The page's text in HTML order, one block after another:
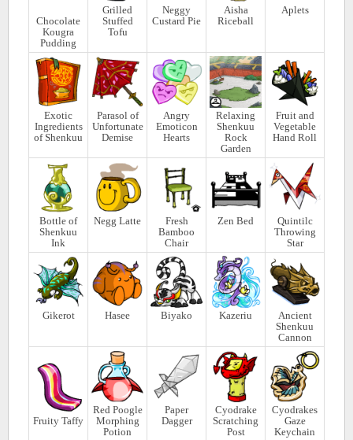
Chocolate
Kougra
Pudding
Grilled
Stuffed
Tofu
Neggy
Custard Pie
Aisha
Riceball
Aplets
Exotic
Ingredients
of Shenkuu
Parasol of
Unfortunate
Demise
Angry
Emoticon
Hearts
Relaxing
Shenkuu
Rock
Garden
Fruit and
Vegetable
Hand Roll
Bottle of
Shenkuu
Ink
Negg Latte
Fresh
Bamboo
Chair
Zen Bed
Quintilc
Throwing
Star
Gikerot Hasee Biyako Kazeriu
Ancient
Shenkuu
Cannon
Fruity Taffy
Red Poogle
Morphing
Potion
Paper
Dagger
Cyodrake
Scratching
Post
Cyodrakes
Gaze
Keychain